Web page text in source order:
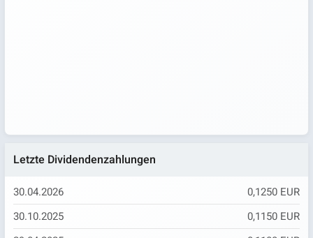
Letzte Dividendenzahlungen
30.04.2026
0,1250 EUR
30.10.2025
0,1150 EUR